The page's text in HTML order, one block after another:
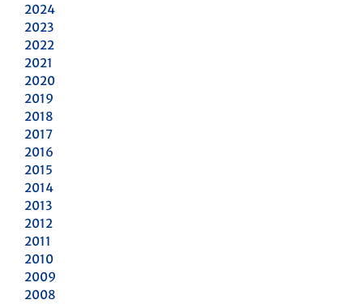
2024
2023
2022
2021
2020
2019
2018
2017
2016
2015
2014
2013
2012
2011
2010
2009
2008